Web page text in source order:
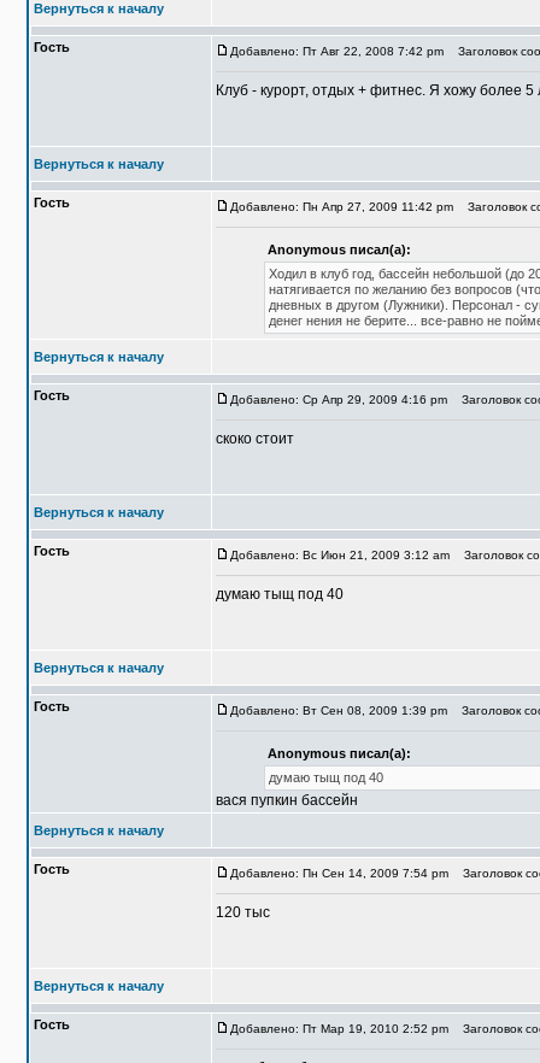
Вернуться к началу
Гость Добавлено: Пт Авг 22, 2008 7:42 pm Заголовок
Клуб - курорт, отдых + фитнес. Я хожу более 5
Вернуться к началу
Гость Добавлено: Пн Апр 27, 2009 11:42 pm Заголовок
Anonymous писал(а):
Ходил в клуб год, бассейн небольшой (до
натягивается по желанию без вопросов
дневных в другом (Лужники). Персонал -
денег нения не берите... все-равно не
Вернуться к началу
Гость Добавлено: Ср Апр 29, 2009 4:16 pm Заголовок
скоко стоит
Вернуться к началу
Гость Добавлено: Вс Июн 21, 2009 3:12 am Заголовок
думаю тыщ под 40
Вернуться к началу
Гость Добавлено: Вт Сен 08, 2009 1:39 pm Заголовок
Anonymous писал(а):
думаю тыщ под 40
вася пупкин бассейн
Вернуться к началу
Гость Добавлено: Пн Сен 14, 2009 7:54 pm Заголовок
120 тыс
Вернуться к началу
Гость Добавлено: Пт Мар 19, 2010 2:52 pm Заголовок